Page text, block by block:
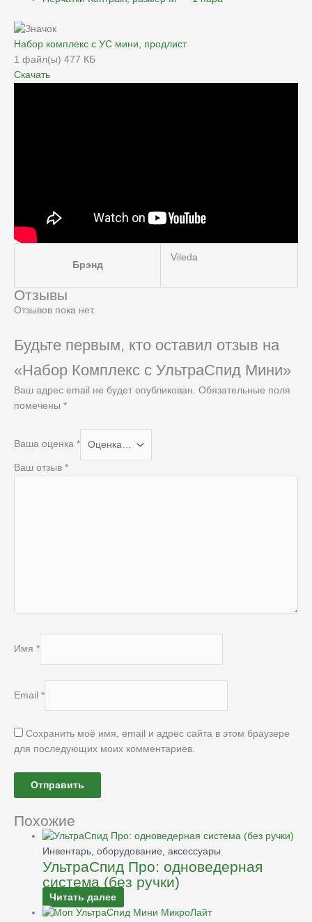
Набор комплекс с УС мини, продлист
1 файл(ы) 477 КБ
Скачать
Брэнд
Vileda
Отзывы
Отзывов пока нет.
Будьте первым, кто оставил отзыв на
«Набор Комплекс с УльтраСпид Мини»
Ваш адрес email не будет опубликован. Обязательные поля
помечены *
Ваша оценка *
Ваш отзыв *
Имя *
Email *
Сохранить моё имя, email и адрес сайта в этом браузере
для последующих моих комментариев.
Похожие
Инвентарь, оборудование, аксессуары
УльтраСпид Про: одноведерная
система (без ручки)
Читать далее